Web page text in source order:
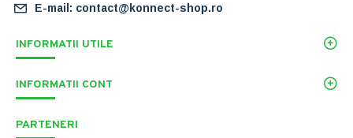
E-mail: contact@konnect-shop.ro
INFORMATII UTILE
INFORMATII CONT
PARTENERI